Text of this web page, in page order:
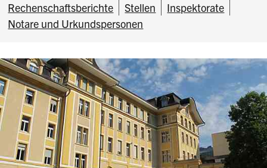
Rechenschaftsberichte
Stellen
Inspektorate
Notare und Urkundspersonen